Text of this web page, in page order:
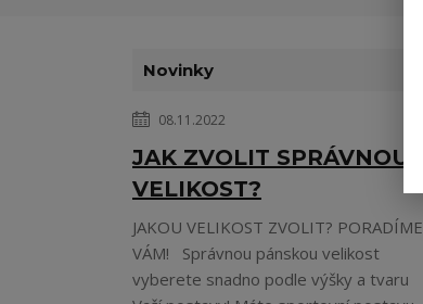
Novinky
08.11.2022
JAK ZVOLIT SPRÁVNOU
VELIKOST?
JAKOU VELIKOST ZVOLIT? PORADÍME
VÁM! Správnou pánskou velikost
vyberete snadno podle výšky a tvaru